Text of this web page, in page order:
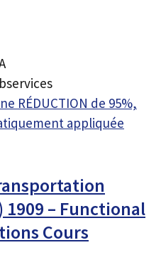
RÉDUCTION de 95%,
appliquée
– Functional
Cours